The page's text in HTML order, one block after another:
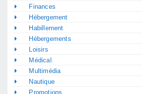
Finances
Hébergement
Habillement
Hébergements
Loisirs
Médical
Multimédia
Nautique
Promotions